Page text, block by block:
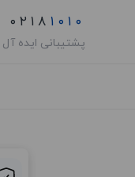
۰۲۱۸ ۱۰۱۰
پشتیبانی ایده آل